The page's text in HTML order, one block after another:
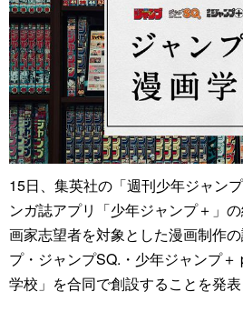
15日、集英社の「週刊少年ジャン
ンガ誌アプリ「少年ジャンプ＋」
画家志望者を対象とした漫画制作
プ・ジャンプSQ.・少年ジャンプ
学校」を合同で創設することを発表